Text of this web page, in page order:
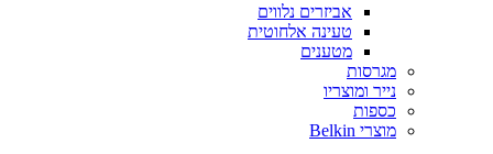
אביזרים נלווים
טעינה אלחוטית
מטענים
מגרסות
נייר ומוצריו
כספות
מוצרי Belkin